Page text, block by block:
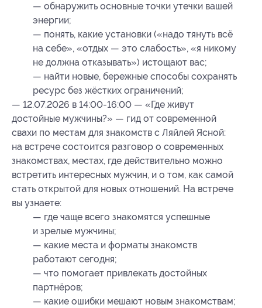
— обнаружить основные точки утечки вашей
энергии;
— понять, какие установки («надо тянуть всё
на себе», «отдых — это слабость», «я никому
не должна отказывать») истощают вас;
— найти новые, бережные способы сохранять
ресурс без жёстких ограничений;
— 12.07.2026 в 14:00-16:00 — «Где живут
достойные мужчины?» — гид от современной
свахи по местам для знакомств с Ляйлей Ясной:
на встрече состоится разговор о современных
знакомствах, местах, где действительно можно
встретить интересных мужчин, и о том, как самой
стать открытой для новых отношений. На встрече
вы узнаете:
— где чаще всего знакомятся успешные
и зрелые мужчины;
— какие места и форматы знакомств
работают сегодня;
— что помогает привлекать достойных
партнёров;
— какие ошибки мешают новым знакомствам;